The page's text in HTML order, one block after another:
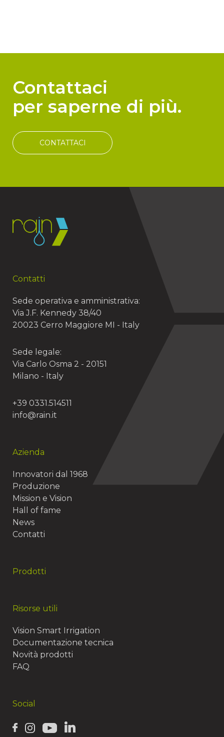
Contattaci
per saperne di più.
CONTATTACI
Contatti
Sede operativa e amministrativa:
Via J.F. Kennedy 38/40
20023 Cerro Maggiore MI - Italy
Sede legale:
Via Carlo Osma 2 - 20151
Milano - Italy
+39 0331.514511
info@rain.it
Azienda
Innovatori dal 1968
Produzione
Mission e Vision
Hall of fame
News
Contatti
Prodotti
Risorse utili
Vision Smart Irrigation
Documentazione tecnica
Novità prodotti
FAQ
Social